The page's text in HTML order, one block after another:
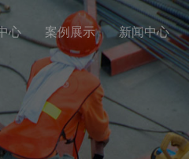
心 案例展示 新闻中心